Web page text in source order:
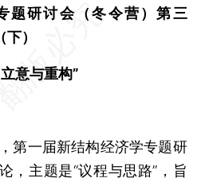
研讨会（冬令营）第三
）
意与重构”
一届新结构经济学专题研
，主题是“议程与思路”，旨